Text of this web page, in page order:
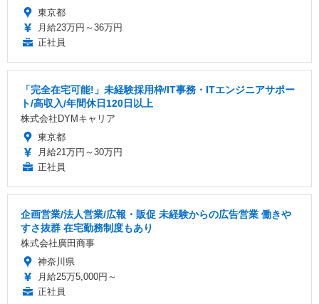
東京都
月給23万円～36万円
正社員
「完全在宅可能!」未経験採用枠/IT事務・ITエンジニアサポー
ト/高収入/年間休日120日以上
株式会社DYMキャリア
東京都
月給21万円～30万円
正社員
企画営業/法人営業/広報・販促 未経験からの広告営業 働きや
すさ抜群 在宅勤務制度もあり
株式会社廣田商事
神奈川県
月給25万5,000円～
正社員